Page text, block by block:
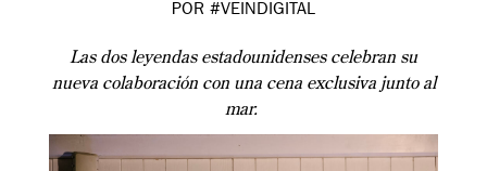
POR #VEINDIGITAL
Las dos leyendas estadounidenses celebran su
nueva colaboración con una cena exclusiva junto al
mar.